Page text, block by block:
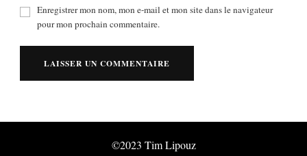
Enregistrer mon nom, mon e-mail et mon site dans le navigateur
pour mon prochain commentaire.
©2023 Tim Lipouz